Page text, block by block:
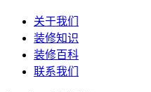
关于我们
装修知识
装修百科
联系我们